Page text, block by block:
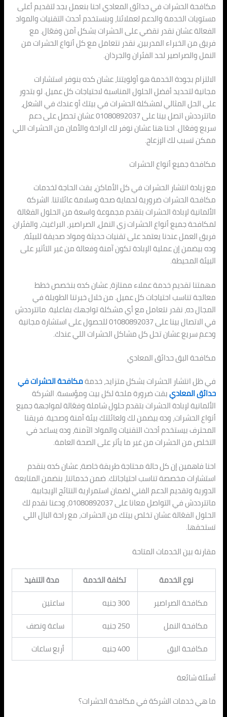
مكافحة الحشرات في حدائق المعادي احنا بنعمل بجد لتقديم أعلى
مستويات الخدمة والدعم لعملائنا، وبنستخدم أحدث التقنيات والمواد
الفعالة عشان نقدر نقضي على الحشرات بشكل آمن وفعّال. مع
فريق من الخبراء المدربين، نقدر نتعامل مع كل أنواع الحشرات من
النمل والصراصير لحد الفئران والجرذان.
الالتزام بجودة الخدمة هو أولويتنا، عشان كده بنوفر استشارات
مجانية لتحديد أفضل الحلول المناسبة لاحتياجات كل عميل. لو بتدور
على الحل المثالي لمشكلة الحشرات في بيتك أو عندك في الشغل،
ماتترددش اتصل بينا على 01080892037 عشان تحصل على دعم
سريع وفعّال. احنا هنا عشان نوفر لك الراحة والأمان من الحشرات اللي
ممكن تسبب لك الإزعاج.
مكافحة جميع أنواع الحشرات
مع زيادة انتشار الحشرات في كل الأماكن، بقت الحاجة لخدمات
مكافحة الحشرات ضرورية لحماية صحة وسلامة عائلاتنا. الشركة
الألمانية لإبادة الحشرات بتقدم مجموعة واسعة من الحلول الفعّالة
لمكافحة جميع أنواع الحشرات زي النمل، الصراصير، البراغيث، والفئران.
فريق العمل عندنا يعتمد على تقنيات حديثة ومواد صديقة للبيئة،
وده بيضمن إن عملية الإبادة تكون آمنة وفعالة من غير التأثير على
البيئة المحيطة.
مهمتنا تقديم خدمة عملاء ممتازة، عشان كده بنخصص خطط
معالجة تناسب احتياجات كل عميل. من خلال خبرتنا الطويلة في
المجال ده، نقدر نتعامل مع أي مشكلة تواجهك بفاعلية. ماتترددش
في الاتصال بينا على 01080892037 للحصول على استشارة مجانية
ودعم سريع عشان تحل كل مشاكل الحشرات اللي عندك.
مكافحة البق حدائق المعادي
في ظل انتشار الحشرات بشكل متزايد، خدمةمكافحة الحشرات في
حدائق المعاديبقت ضرورة ملحة لكل بيت ومؤسسة. الشركة
الألمانية لإبادة الحشرات بتقدم حلول شاملة وفعّالة لمواجهة جميع
أنواع الحشرات، وده بيضمن لك ولعائلتك بيئة آمنة وصحية. فريقنا
المحترف بيستخدم أحدث التقنيات والمواد الآمنة، وده يساعد في
التخلص من الحشرات من غير ما يأثر على الصحة العامة.
احنا فاهمين إن كل حالة محتاجة طريقة خاصة، عشان كده بنقدم
استشارات مخصصة تناسب احتياجاتك. ضمن خدماتنا، بنضمن المتابعة
الدورية وتقديم الدعم الفني لضمان استمرارية النتائج الإيجابية.
ماتترددش في التواصل معانا على 01080892037، ودعنا نقدم لك
الحلول الفعّالة عشان تخلص بيتك من الحشرات، مع راحة البال اللي
تستحقها.
مقارنة بين الخدمات المتاحة
نوع الخدمة تكلفة الخدمة
مدة التنفيذ
مكافحة الصراصير
300 جنيه
ساعتين
مكافحة النمل
250 جنيه
ساعة ونصف
مكافحة البق
400 جنيه أربع ساعات
أسئلة شائعة
ما هي خدمات الشركة في مكافحة الحشرات؟